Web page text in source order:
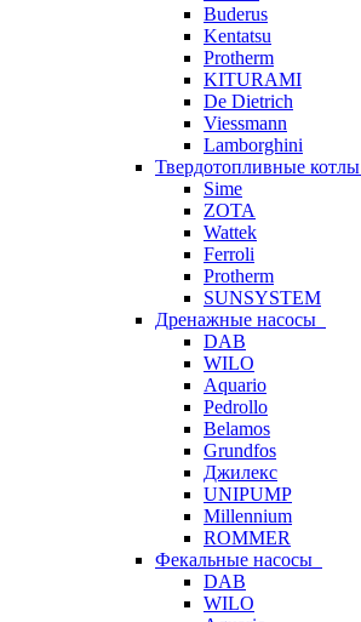
Buderus
Kentatsu
Protherm
KITURAMI
De Dietrich
Viessmann
Lamborghini
Твердотопливные котлы
Sime
ZOTA
Wattek
Ferroli
Protherm
SUNSYSTEM
Дренажные насосы
DAB
WILO
Aquario
Pedrollo
Belamos
Grundfos
Джилекс
UNIPUMP
Millennium
ROMMER
Фекальные насосы
DAB
WILO